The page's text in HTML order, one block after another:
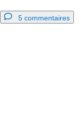
5 commentaires